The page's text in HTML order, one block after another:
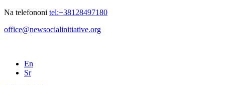
Na telefononi tel:+38128497180
office@newsocialinitiative.org
En
Sr